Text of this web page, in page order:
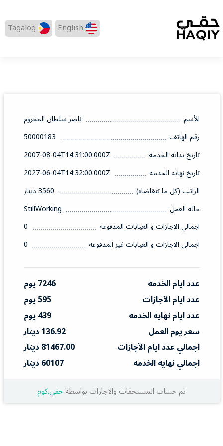
English
Tagalog
الأسم
ناصر سلطان المحزوم
رقم الهاتف
50000183
تاريخ بدايه الخدمه
2007-08-04T14:31:00.000Z
تاريخ نهايه الخدمه
2027-06-04T14:32:00.000Z
الراتب (كل ما تتقاضاه)
3560 دينار
حاله العمل
StillWorking
اجمالي الاجازات و الغيابات المدفوعه
0
اجمالي الاجازات و الغيابات غير المدفوعه
0
عدد ايام الخدمه
7246 يوم
عدد ايام الآجازات
595 يوم
عدد ايام نهايه الخدمه
439 يوم
سعر يوم العمل
136.92 دينار
اجمالي عدد ايام الآجازات
81467.00 دينار
اجمالي نهايه الخدمه
60107 دينار
تم حساب المستحقات والاجارات بواسطةحقي.كوم